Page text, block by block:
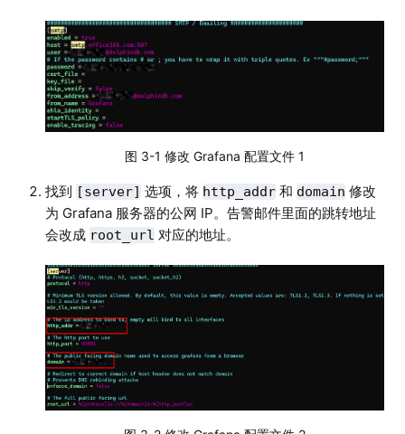
图 3-1 修改 Grafana 配置文件 1
找到 [server] 选项，将 http_addr和 domain 修改
为 Grafana 服务器的公网 IP。告警邮件里面的跳转地址
会改成 root_url 对应的地址。